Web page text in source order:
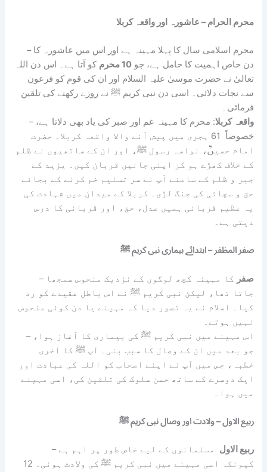
محرم الحرام – عاشورہ اور واقعہ کربلا
– محرم اسلامی سال کا پہلا مہینہ ہے اور اس میں عاشورہ کا
دن خاص اہمیت کا حامل ہے، جو10 محرم
کو آتا ہے۔ اس دن اللہ
تعالیٰ نے حضرت موسیٰ علیہ السلام اور ان کی قوم کو فرعون
سے نجات دلائی۔ اسی دن نبی کریم ﷺ نے روزے رکھنے کی تلقین
فرمائی۔
–
واقعہ کربلا: محرم کا مہینہ غم اور صبر کی یاد بھی دلاتا ہے،
خصوصاً 61 ہجری میں پیش آنے والا واقعہ کربلا۔ حضرت
امام حسینؓ، نواسہ رسول ﷺ، اور ان کے ساتھیوں نے ظلم
کے خلاف کھڑے ہو کر اپنی جانیں قربان کیں۔ یزید کے
جبر و ظلم کے سامنے آپ نے سر تسلیم خم کرنے کے بجائے
حق و سچائی کی جنگ لڑی۔ کربلا کے میدان میں شہادت کی
یہ عظیم قربانی ہمیں عدل، حق، اور قربانی کا درس
دیتی ہے۔
صفر المظفر – ابتدائے بیماری نبی کریم ﷺ
– صفر کا مہینہ کچھ لوگوں کے نزدیک منحوس سمجھا
جاتا تھا، لیکن نبی کریم ﷺ نے اس باطل عقیدے کو رد
کیا۔ اسلام نے یہ تصور دیا کہ مہینے یا دن کوئی منحوس
نہیں ہوتے۔
– اس مہینے میں نبی کریم ﷺ کی بیماری کا آغاز ہوا،
جو بعد میں ان کے وصال کا سبب بنی۔ آپ ﷺ کا آخری
خطبہ، جس میں آپ نے اپنے اصحاب کو اللہ کی عبادت اور
ایک دوسرے کے ساتھ حسن سلوک کی تلقین کی، اسی مہینے
میں ہوا۔
ربیع الاول – ولادت اور وصال نبی کریم ﷺ
– ربیع الاول مسلمانوں کے لیے خاص طور پر اہم ہے
کیونکہ اسی مہینے میں نبی کریم ﷺ کی ولادت ہوئی۔ 12